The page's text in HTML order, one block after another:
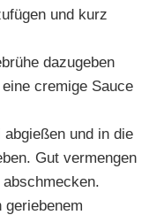
und kurz
dazugeben
cremige Sauce
und in die
Gut vermengen